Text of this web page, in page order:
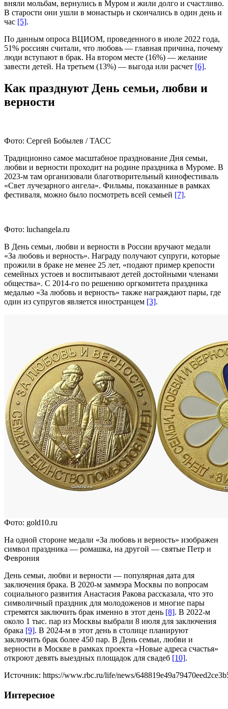
вняли мольбам, вернулись в Муром и жили долго и счастливо.
В старости они ушли в монастырь и скончались в один день и
час [5].
По данным опроса ВЦИОМ, проведенного в июле 2022 года,
51% россиян считали, что любовь — главная причина, почему
люди вступают в брак. На втором месте (16%) — желание
завести детей. На третьем (13%) — выгода или расчет [6].
Как празднуют День семьи, любви и
верности
Фото: Сергей Бобылев / ТАСС
Традиционно самое масштабное празднование Дня семьи,
любви и верности проходит на родине праздника в Муроме. В
2023-м там организовали благотворительный кинофестиваль
«Свет лучезарного ангела». Фильмы, показанные в рамках
фестиваля, можно было посмотреть всей семьей [7].
Фото: luchangela.ru
В День семьи, любви и верности в России вручают медали
«За любовь и верность». Награду получают супруги, которые
прожили в браке не менее 25 лет, «подают пример крепости
семейных устоев и воспитывают детей достойными членами
общества». С 2014-го по решению оргкомитета праздника
медалью «За любовь и верность» также награждают пары, где
один из супругов является иностранцем [3].
Фото: gold10.ru
На одной стороне медали «За любовь и верность» изображен
символ праздника — ромашка, на другой — святые Петр и
Феврония
День семьи, любви и верности — популярная дата для
заключения брака. В 2020-м заммэра Москвы по вопросам
социального развития Анастасия Ракова рассказала, что это
символичный праздник для молодоженов и многие пары
стремятся заключить брак именно в этот день [8]. В 2022-м
около 1 тыс. пар из Москвы выбрали 8 июля для заключения
брака [9]. В 2024-м в этот день в столице планируют
заключить брак более 450 пар. В День семьи, любви и
верности в Москве в рамках проекта «Новые адреса счастья»
откроют девять выездных площадок для свадеб [10].
Источник: https://www.rbc.ru/life/news/
Интересное